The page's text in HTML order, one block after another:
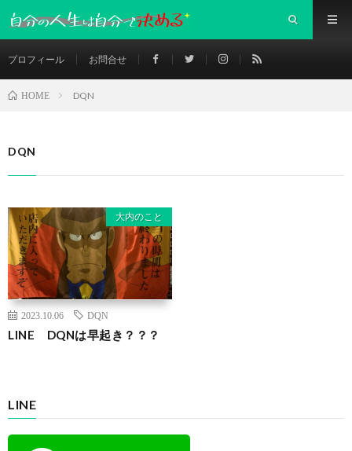
プロフィール お問合せ
HOME DQN
DQN
大内のこと
2023.10.06 DQN
LINE DQNは早起き？？？
LINE